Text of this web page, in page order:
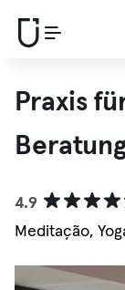
Praxis
4.9
Meditação,